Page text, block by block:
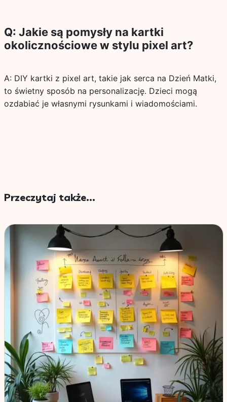
Q: Jakie są pomysły na kartki
okolicznościowe w stylu pixel art?
A: DIY kartki z pixel art, takie jak serca na Dzień Matki,
to świetny sposób na personalizację. Dzieci mogą
ozdabiać je własnymi rysunkami i wiadomościami.
Przeczytaj także...